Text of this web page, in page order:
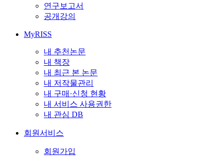
연구보고서
공개강의
MyRISS
내 추천논문
내 책장
내 최근 본 논문
내 저작물관리
내 구매·신청 현황
내 서비스 사용권한
내 관심 DB
회원서비스
회원가입